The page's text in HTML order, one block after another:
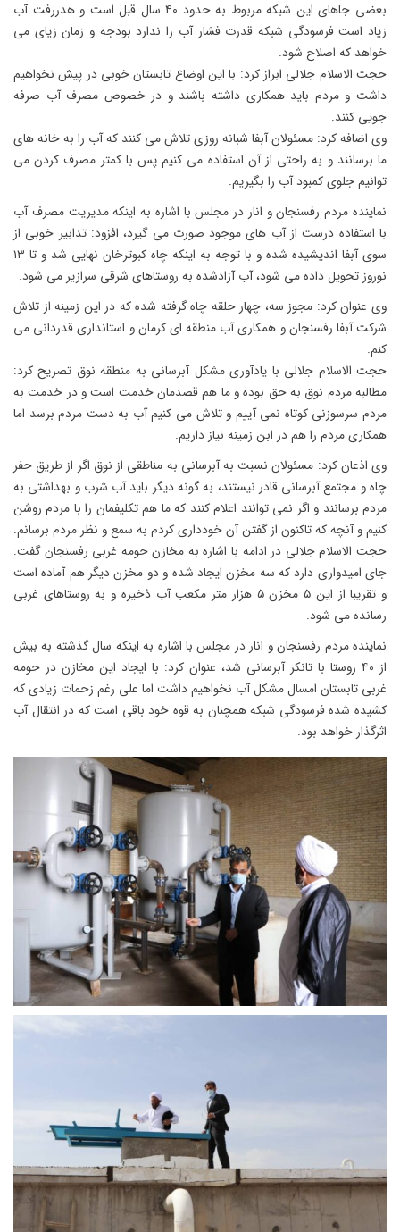
بعضی جاهای این شبکه مربوط به حدود ۴۰ سال قبل است و هدررفت آب
زیاد است فرسودگی شبکه قدرت فشار آب را ندارد بودجه و زمان زیای می
خواهد که اصلاح شود.
حجت الاسلام جلالی ابراز کرد: با این اوضاع تابستان خوبی در پیش نخواهیم
داشت و مردم باید همکاری داشته باشند و در خصوص مصرف آب صرفه
جویی کنند.
وی اضافه کرد: مسئولان آبفا شبانه روزی تلاش می کنند که آب را به خانه های
ما برسانند و به راحتی از آن استفاده می کنیم پس با کمتر مصرف کردن می
توانیم جلوی کمبود آب را بگیریم.
نماینده مردم رفسنجان و انار در مجلس با اشاره به اینکه مدیریت مصرف آب
با استفاده درست از آب های موجود صورت می گیرد، افزود: تدابیر خوبی از
سوی آبفا اندیشیده شده و با توجه به اینکه چاه کبوترخان نهایی شد و تا ۱۳
نوروز تحویل داده می شود، آب آزادشده به روستاهای شرقی سرازیر می شود.
وی عنوان کرد: مجوز سه، چهار حلقه چاه گرفته شده که در این زمینه از تلاش
شرکت آبفا رفسنجان و همکاری آب منطقه ای کرمان و استانداری قدردانی می
کنم.
حجت الاسلام جلالی با یادآوری مشکل آبرسانی به منطقه نوق تصریح کرد:
مطالبه مردم نوق به حق بوده و ما هم قصدمان خدمت است و در خدمت به
مردم سرسوزنی کوتاه نمی آییم و تلاش می کنیم آب به دست مردم برسد اما
همکاری مردم را هم در ابن زمینه نیاز داریم.
وی اذعان کرد: مسئولان نسبت به آبرسانی به مناطقی از نوق اگر از طریق حفر
چاه و مجتمع آبرسانی قادر نیستند، به گونه دیگر باید آب شرب و بهداشتی به
مردم برسانند و اگر نمی توانند اعلام کنند که ما هم تکلیفمان را با مردم روشن
کنیم و آنچه که تاکنون از گفتن آن خودداری کردم به سمع و نظر مردم برسانم.
حجت الاسلام جلالی در ادامه با اشاره به مخازن حومه غربی رفسنجان گفت:
جای امیدواری دارد که سه مخزن ایجاد شده و دو مخزن دیگر هم آماده است
و تقریبا از این ۵ مخزن ۵ هزار متر مکعب آب ذخیره و به روستاهای غربی
رسانده می شود.
نماینده مردم رفسنجان و انار در مجلس با اشاره به اینکه سال گذشته به بیش
از ۴۰ روستا با تانکر آبرسانی شد، عنوان کرد: با ایجاد این مخازن در حومه
غربی تابستان امسال مشکل آب نخواهیم داشت اما علی رغم زحمات زیادی که
کشیده شده فرسودگی شبکه همچنان به قوه خود باقی است که در انتقال آب
اثرگذار خواهد بود.